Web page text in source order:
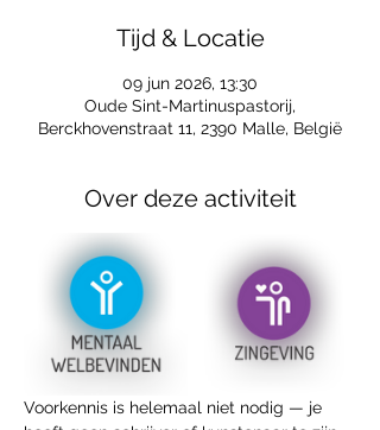
Tijd & Locatie
09 jun 2026, 13:30
Oude Sint-Martinuspastorij,
Berckhovenstraat 11, 2390 Malle, België
Over deze activiteit
Voorkennis is helemaal niet nodig — je